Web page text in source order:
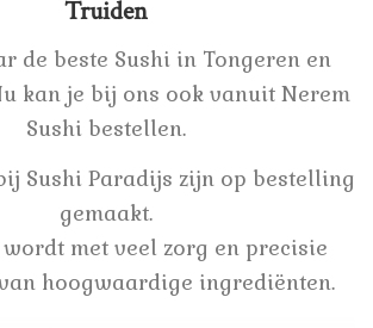
Truiden
de beste Sushi in Tongeren en
kan je bij ons ook vanuit Nerem
Sushi bestellen.
Sushi Paradijs zijn op bestelling
gemaakt.
wordt met veel zorg en precisie
hoogwaardige ingrediënten.